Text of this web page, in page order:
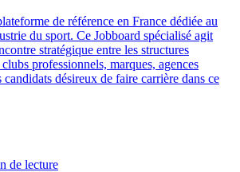
de référence en France dédiée au
du sport. Ce Jobboard spécialisé agit
stratégique entre les structures
professionnels, marques, agences
candidats désireux de faire carrière dans ce
de lecture